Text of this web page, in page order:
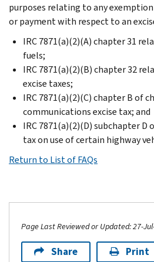
purposes relating to any
or payment with respect to an
IRC 7871(a)(2)(A) chapter 31
fuels;
IRC 7871(a)(2)(B) chapter 32
excise taxes;
IRC 7871(a)(2)(C) chapter B of
communications excise tax; and
IRC 7871(a)(2)(D) subchapter
tax on use of certain highway
Return to List of FAQs
Page Last Reviewed or Updated: 27-
Share Print